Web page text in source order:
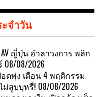
จำวัน
ญี่ปุ่น อำลาวงการ พลิก
08/08/2026
ดพุ่ง เตือน 4 พฤติกรรม
ม่สูบบุหรี่! 08/08/2026